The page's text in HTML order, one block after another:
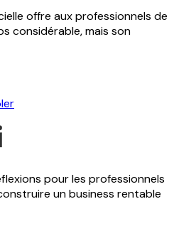
offre aux professionnels de
considérable, mais son
pour les professionnels
un business rentable